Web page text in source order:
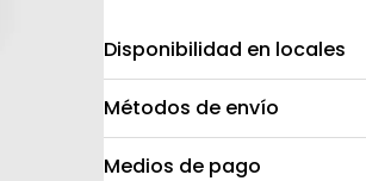
Disponibilidad en locales
Métodos de envío
Medios de pago